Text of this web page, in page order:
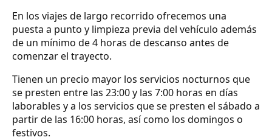
En los viajes de largo recorrido ofrecemos una
puesta a punto y limpieza previa del vehículo además
de un mínimo de 4 horas de descanso antes de
comenzar el trayecto.
Tienen un precio mayor los servicios nocturnos que
se presten entre las 23:00 y las 7:00 horas en días
laborables y a los servicios que se presten el sábado a
partir de las 16:00 horas, así como los domingos o
festivos.